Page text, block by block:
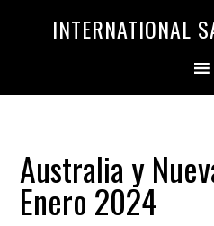
INTERNATIONAL
Australia y
Enero 2024